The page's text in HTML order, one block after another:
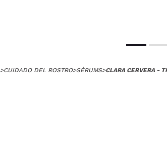
>CUIDADO DEL ROSTRO>SÉRUMS>CLARA CERVERA -